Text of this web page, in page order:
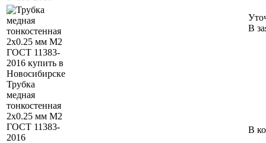
Трубка
медная
тонкостенная
2х0.25 мм М2
ГОСТ 11383-
2016
В
В